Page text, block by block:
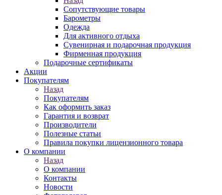
Сопутствующие товары
Барометры
Одежда
Для активного отдыха
Сувенирная и подарочная продукция
Фирменная продукция
Подарочные сертификаты
Акции
Покупателям
Назад
Покупателям
Как оформить заказ
Гарантия и возврат
Производители
Полезные статьи
Правила покупки лицензионного товара
О компании
Назад
О компании
Контакты
Новости